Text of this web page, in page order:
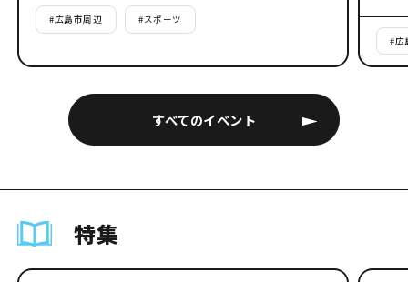
すべてのイベント
#広島市周辺 #スポーツ
#広
特集